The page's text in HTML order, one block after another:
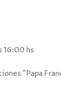
16:00 hs
"Papa